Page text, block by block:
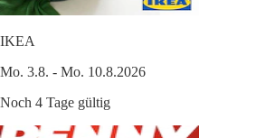
IKEA
Mo. 3.8. - Mo. 10.8.2026
Noch 4 Tage gültig